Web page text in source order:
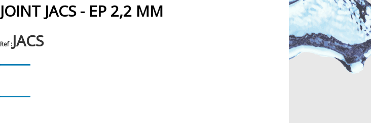
JOINT JACS - EP 2,2 MM
Ref :JACS